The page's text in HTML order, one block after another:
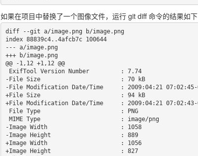
如果在项目中替换了一个图像文件，运行 git diff 命令的结果如下
diff --git a/image.png b/image.png
index 88839c4..4afcb7c 100644
--- a/image.png
+++ b/image.png
@@ -1,12 +1,12 @@
-File Size                       : 70 kB
-File Modification Date/Time     : 2009:04:21 07:02:45-
+File Size                       : 94 kB
+File Modification Date/Time     : 2009:04:21 07:02:43-
-Image Width                     : 1058
-Image Height                    : 889
+Image Width                     : 1056
+Image Height                    : 827